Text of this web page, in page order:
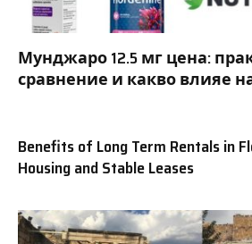
Мунджаро 12.5 мг цена:
сравнение и какво влияе
Benefits of Long Term Rentals in
Housing and Stable Leases